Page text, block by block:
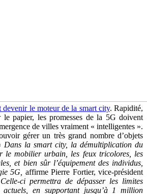
le moteur de la smart city. Rapidité,
papier, les promesses de la 5G doivent
de villes vraiment « intelligentes ».
gérer un très grand nombre d’objets
Dans la smart city, la démultiplication du
le mobilier urbain, les feux tricolores, les
et bien sûr l’équipement des individus,
5G, affirme Pierre Fortier, vice-président
ci permettra de dépasser les limites
actuels, en supportant jusqu’à 1 million